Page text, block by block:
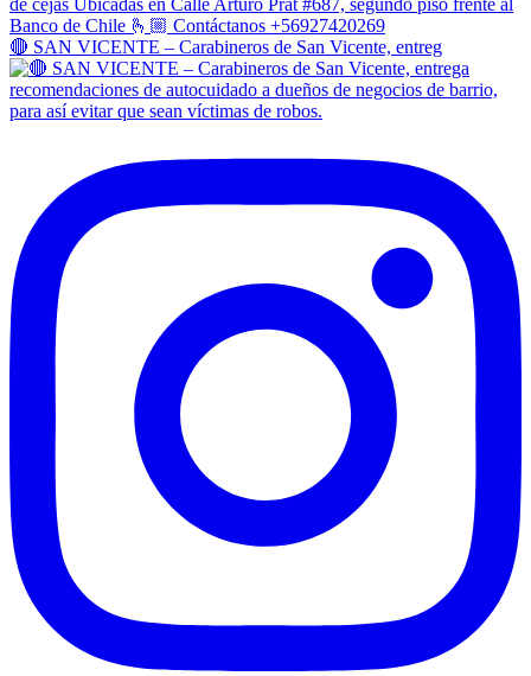
🔴 SAN VICENTE – Carabineros de San Vicente, entreg